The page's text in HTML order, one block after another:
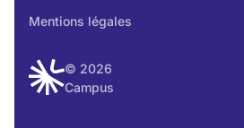
© 2026
Campus
Mentions légales